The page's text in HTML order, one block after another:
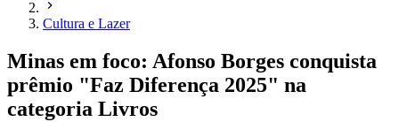
Cultura e Lazer
Minas em foco: Afonso Borges conquista
prêmio "Faz Diferença 2025" na
categoria Livros